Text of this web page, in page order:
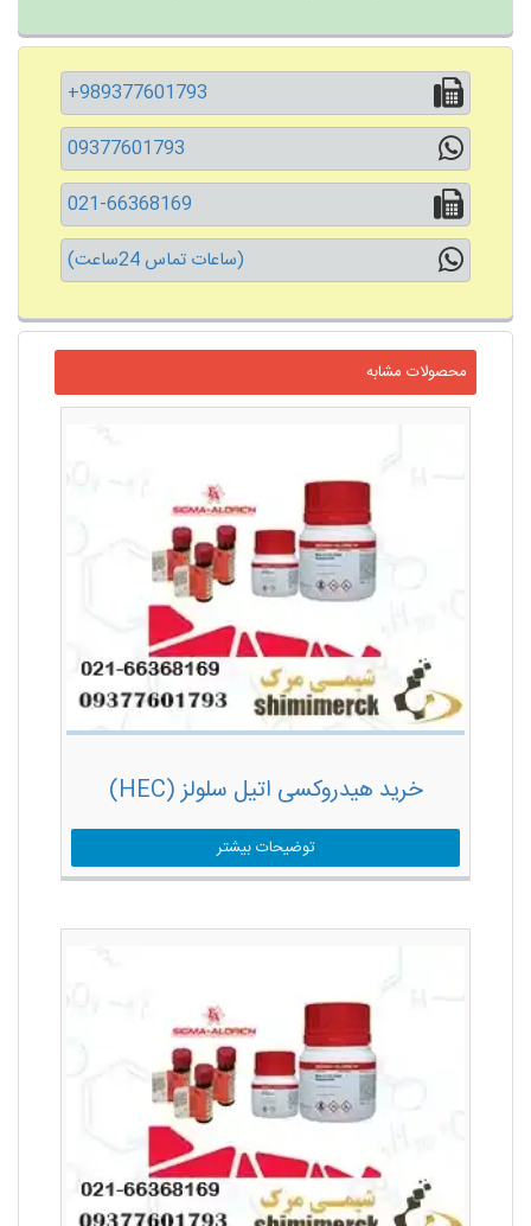
+989377601793
09377601793
021-66368169
(ساعات تماس 24ساعت)
محصولات مشابه
خرید هیدروکسی اتیل سلولز (HEC)
توضیحات بیشتر